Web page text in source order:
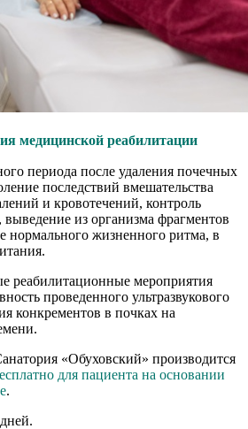
медицинской реабилитации
периода после удаления почечных
последствий вмешательства
и кровотечений, контроль
выведение из организма фрагментов
нормального жизненного ритма, в
реабилитационные мероприятия
проведенного ультразвукового
конкрементов в почках на
«Обуховский» производится
для пациента на основании
.